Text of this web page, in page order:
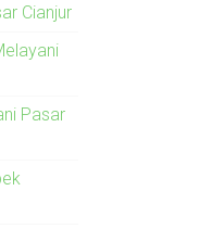
Cianjur
Pasar